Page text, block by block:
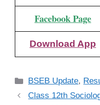
Facebook Page
Download App
Categories
BSEB Update,
Class 12th